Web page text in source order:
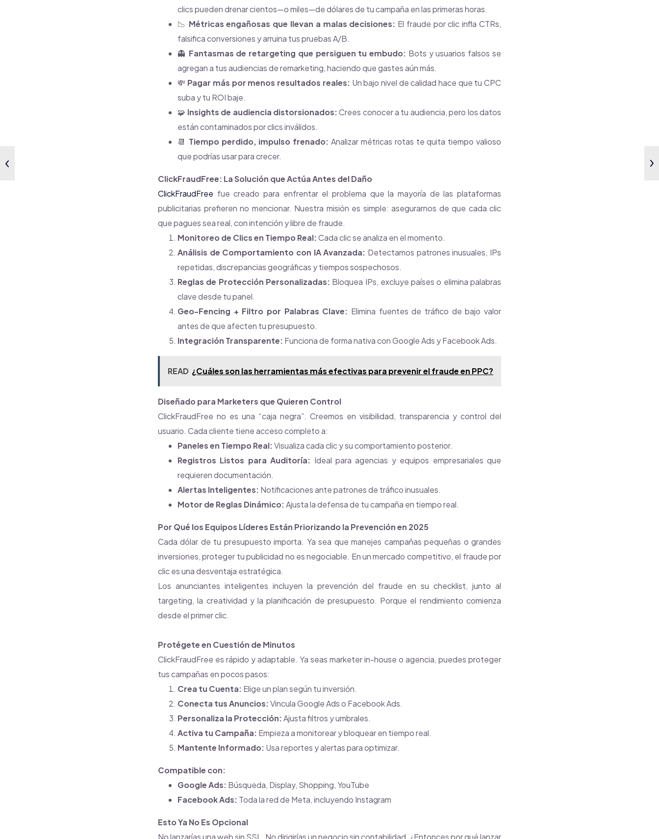
clics pueden drenar cientos—o miles—de dólares de tu campaña en las primeras horas.
📉 Métricas engañosas que llevan a malas decisiones: El fraude por clic infla CTRs,
falsifica conversiones y arruina tus pruebas A/B.
👻 Fantasmas de retargeting que persiguen tu embudo: Bots y usuarios falsos se
agregan a tus audiencias de remarketing, haciendo que gastes aún más.
💸 Pagar más por menos resultados reales: Un bajo nivel de calidad hace que tu CPC
suba y tu ROI baje.
🧩 Insights de audiencia distorsionados:Crees conocer a tu audiencia, pero los datos
están contaminados por clics inválidos.
📆 Tiempo perdido, impulso frenado: Analizar métricas rotas te quita tiempo valioso
que podrías usar para crecer.
ClickFraudFree: La Solución que Actúa Antes del Daño
ClickFraudFree fue creado para enfrentar el problema que la mayoría de las plataformas
publicitarias prefieren no mencionar. Nuestra misión es simple: asegurarnos de que cada clic
que pagues sea real, con intención y libre de fraude.
Monitoreo de Clics en Tiempo Real:Cada clic se analiza en el momento.
Análisis de Comportamiento con IA Avanzada: Detectamos patrones inusuales, IPs
repetidas, discrepancias geográficas y tiempos sospechosos.
Reglas de Protección Personalizadas: Bloquea IPs, excluye países o elimina palabras
clave desde tu panel.
Geo-Fencing + Filtro por Palabras Clave: Elimina fuentes de tráfico de bajo valor
antes de que afecten tu presupuesto.
Integración Transparente: Funciona de forma nativa con Google Ads y Facebook Ads.
READ ¿Cuáles son las herramientas más efectivas para prevenir el fraude en PPC?
Diseñado para Marketers que Quieren Control
ClickFraudFree no es una “caja negra”. Creemos en visibilidad, transparencia y control del
usuario. Cada cliente tiene acceso completo a:
Paneles en Tiempo Real:Visualiza cada clic y su comportamiento posterior.
Registros Listos para Auditoría: Ideal para agencias y equipos empresariales que
requieren documentación.
Alertas Inteligentes: Notificaciones ante patrones de tráfico inusuales.
Motor de Reglas Dinámico:Ajusta la defensa de tu campaña en tiempo real.
Por Qué los Equipos Líderes Están Priorizando la Prevención en 2025
Cada dólar de tu presupuesto importa. Ya sea que manejes campañas pequeñas o grandes
inversiones, proteger tu publicidad no es negociable. En un mercado competitivo, el fraude por
clic es una desventaja estratégica.
Los anunciantes inteligentes incluyen la prevención del fraude en su checklist, junto al
targeting, la creatividad y la planificación de presupuesto. Porque el rendimiento comienza
desde el primer clic.
Protégete en Cuestión de Minutos
ClickFraudFree es rápido y adaptable. Ya seas marketer in-house o agencia, puedes proteger
tus campañas en pocos pasos:
Crea tu Cuenta: Elige un plan según tu inversión.
Conecta tus Anuncios:Vincula Google Ads o Facebook Ads.
Personaliza la Protección:Ajusta filtros y umbrales.
Activa tu Campaña: Empieza a monitorear y bloquear en tiempo real.
Mantente Informado: Usa reportes y alertas para optimizar.
Compatible con:
Google Ads: Búsqueda, Display, Shopping, YouTube
Facebook Ads: Toda la red de Meta, incluyendo Instagram
Esto Ya No Es Opcional
No lanzarías una web sin SSL. No dirigirías un negocio sin contabilidad. ¿Entonces por qué lanzar